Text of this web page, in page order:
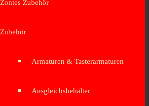
Zontes Zubehör
Zubehör
Armaturen & Tasterarmaturen
Ausgleichsbehälter